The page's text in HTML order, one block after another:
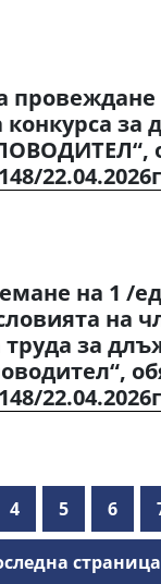
провеждане
конкурса за
на 1 /
на
труда за
4 5 6
страница